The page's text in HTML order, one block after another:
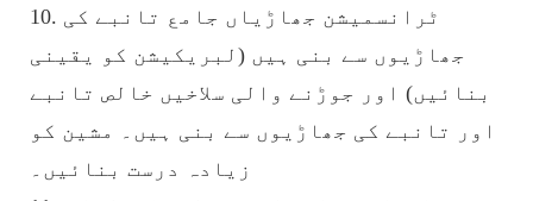
10. ٹرانسمیشن جھاڑیاں جامع تانبے کی
جھاڑیوں سے بنی ہیں (لبریکیشن کو یقینی
بنائیں) اور جوڑنے والی سلاخیں خالص تانبے
اور تانبے کی جھاڑیوں سے بنی ہیں۔ مشین کو
زیادہ درست بنائیں۔